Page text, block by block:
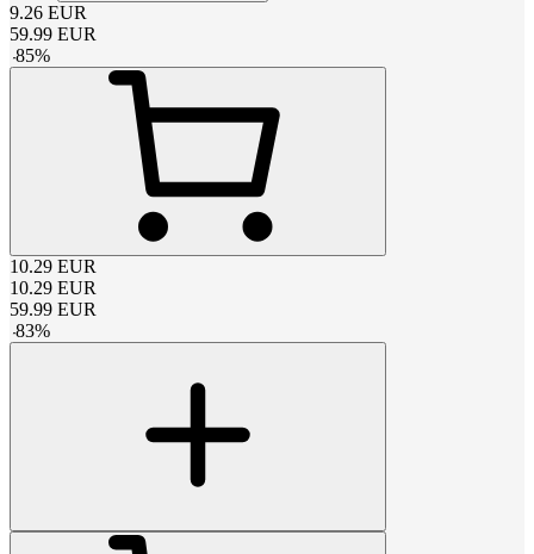
9.26 EUR
59.99 EUR
-85%
10.29 EUR
10.29 EUR
59.99 EUR
-83%